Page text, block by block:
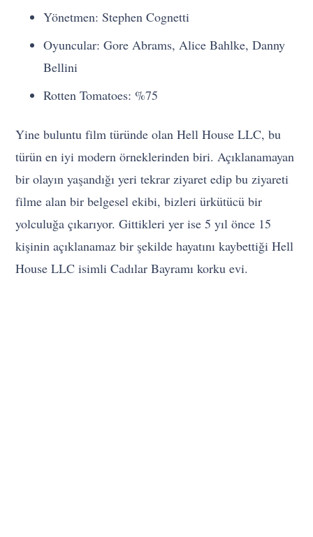
Yönetmen: Stephen Cognetti
Oyuncular: Gore Abrams, Alice Bahlke, Danny
Bellini
Rotten Tomatoes: %75
Yine buluntu film türünde olan Hell House LLC, bu
türün en iyi modern örneklerinden biri. Açıklanamayan
bir olayın yaşandığı yeri tekrar ziyaret edip bu ziyareti
filme alan bir belgesel ekibi, bizleri ürkütücü bir
yolculuğa çıkarıyor. Gittikleri yer ise 5 yıl önce 15
kişinin açıklanamaz bir şekilde hayatını kaybettiği Hell
House LLC isimli Cadılar Bayramı korku evi.